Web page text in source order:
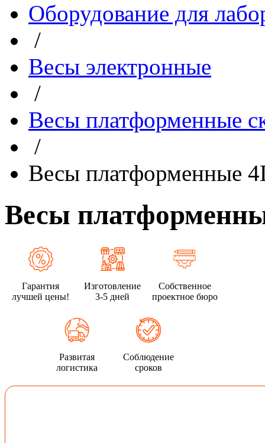
Оборудование для
/
Весы электронные
/
Весы платформенные
/
Весы платформенные
Весы
Гарантия
лучшей цены!
Изготовление
3-5 дней
Собственное
проектное бюро
Развитая
логистика
Соблюдение
сроков